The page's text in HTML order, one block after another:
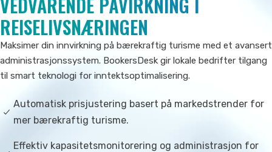
REISELIVSNÆRINGEN
Maksimer din innvirkning på bærekraftig turisme med et avansert
administrasjonssystem. BookersDesk gir lokale bedrifter tilgang
til smart teknologi for inntektsoptimalisering.
Automatisk prisjustering basert på markedstrender for
mer bærekraftig turisme.
Effektiv kapasitetsmonitorering og administrasjon for